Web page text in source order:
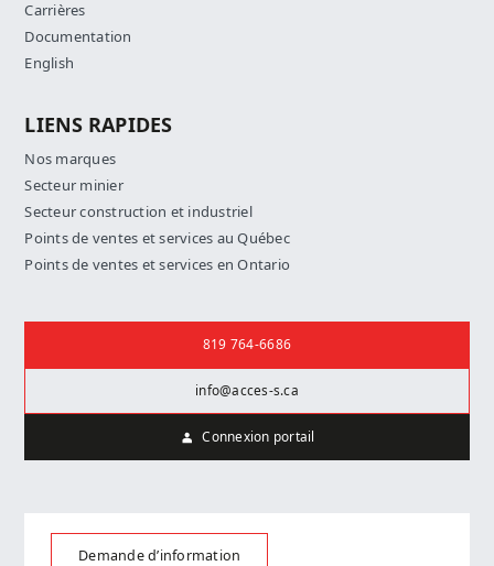
Carrières
Documentation
English
LIENS RAPIDES
Nos marques
Secteur minier
Secteur construction et industriel
Points de ventes et services au Québec
Points de ventes et services en Ontario
819 764-6686
info@acces-s.ca
Connexion portail
Demande d’information